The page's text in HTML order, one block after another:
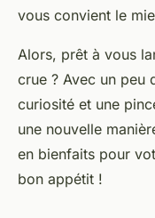
vous convient le
Alors, prêt à vous
crue ? Avec un peu
curiosité et une
une nouvelle
en bienfaits pour
bon appétit !